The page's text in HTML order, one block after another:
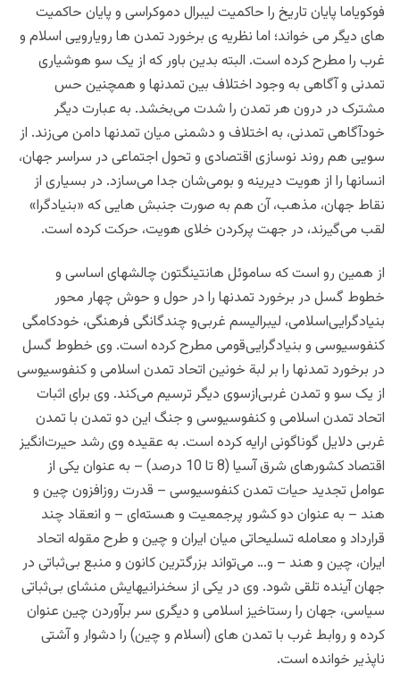
فوکویاما پایان تاریخ را حاکمیت لیبرال دموکراسی و پایان حاکمیت
های ديگر می خواند؛ اما نظریه ی برخورد تمدن ها رویارویی اسلام و
غرب را مطرح کرده است. البته بدین باور که از یک سو هوشیاری‌
تمدنی‌ و آگاهی‌ به‌ وجود اختلاف‌ بین‌ تمدنها و همچنین‌ حس‌
مشترک‌ در درون‌ هر تمدن‌ را شدت‌ می‌بخشد. به‌ عبارت‌ دیگر
خودآگاهی‌ تمدنی، به‌ اختلاف‌ و دشمنی‌ میان‌ تمدنها دامن‌ می‌زند. از
سویی هم روند نوسازی‌ اقتصادی‌ و تحول‌ اجتماعی‌ در سراسر جهان،
انسانها را از هویت‌ دیرینه‌ و بومی‌شان‌ جدا می‌سازد. در بسیاری‌ از
نقاط‌ جهان، مذهب، آن‌ هم‌ به‌ صورت‌ جنبش هایی‌ که‌ «بنیادگرا»
لقب‌ می‌گیرند، در جهت‌ پرکردن‌ خلای هویت، حرکت‌ کرده‌ است.
از همین رو است که ساموئل‌ هانتینگتون‌ چالشهای‌ اساسی‌ و
خطوط‌ گسل‌ در برخورد تمدنها را در حول‌ و حوش‌ چهار محور
بنیادگرایی‌اسلامی‌، لیبرالیسم‌ غربی‌و چندگانگی‌ فرهنگی‌، خودکامگی‌
کنفوسیوسی‌ و بنیادگرایی‌قومی‌ مطرح کرده است. ‌‌وی‌ خطوط‌ گسل‌
در برخورد تمدنها را بر لبة‌ خونین‌ اتحاد تمدن‌ اسلامی‌ و کنفوسیوسی‌
از یک‌ سو و تمدن‌ غربی‌ازسوی دیگر ترسیم‌ می‌کند. وی برای‌ اثبات‌
اتحاد تمدن‌ اسلامی‌ و کنفوسیوسی‌ و جنگ‌ این‌ دو تمدن‌ با تمدن‌
غربی‌ دلایل گوناگونی ارايه کرده است. به‌ عقیده‌ وی‌ رشد حیرت‌انگیز
اقتصاد کشورهای‌ شرق‌ آسیا (8 تا 10 درصد) – به‌ عنوان‌ یکی‌ از
عوامل‌ تجدید حیات‌ تمدن‌ کنفوسیوسی‌ – قدرت‌ روزافزون‌ چین‌ و
هند – به‌ عنوان‌ دو کشور پرجمعیت‌ و هسته‌ای‌ – و انعقاد چند
قرارداد و معامله‌ تسلیحاتی‌ میان‌ ایران‌ و چین‌ و طرح‌ مقوله‌ اتحاد
ایران، چین‌ و هند – و… می‌تواند بزرگترین‌ کانون‌ و منبع‌ بی‌ثباتی‌ در
جهان‌ آینده‌ تلقی‌ شود. وی در یکی‌ از سخنرانیهایش‌ منشای بی‌ثباتی‌
سیاسی، جهان را رستاخیز اسلامی و دیگری‌ سر برآوردن‌ چین عنوان
کرده و روابط‌ غرب‌ با تمدن های (اسلام‌ و چین) را دشوار و آشتی
ناپذیر خوانده است.